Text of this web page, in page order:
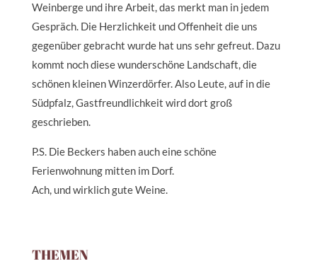
Weinberge und ihre Arbeit, das merkt man in jedem
Gespräch. Die Herzlichkeit und Offenheit die uns
gegenüber gebracht wurde hat uns sehr gefreut. Dazu
kommt noch diese wunderschöne Landschaft, die
schönen kleinen Winzerdörfer. Also Leute, auf in die
Südpfalz, Gastfreundlichkeit wird dort groß
geschrieben.
P.S. Die Beckers haben auch eine schöne
Ferienwohnung mitten im Dorf.
Ach, und wirklich gute Weine.
THEMEN